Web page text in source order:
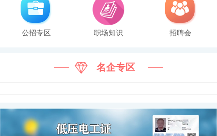
公招专区 职场知识 招聘会
名企专区